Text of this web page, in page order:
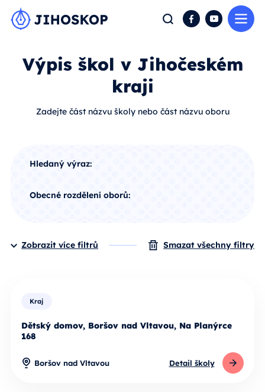
Hledat FacebookYouTube
Výpis škol v Jihočeském
kraji
Zadejte část názvu školy nebo část názvu oboru
Hledaný výraz:
Obecné rozdělení oborů:
Zobrazit více filtrů Smazat všechny filtry
Kraj
Dětský domov, Boršov nad Vltavou, Na Planýrce
168
Boršov nad Vltavou Detail školy